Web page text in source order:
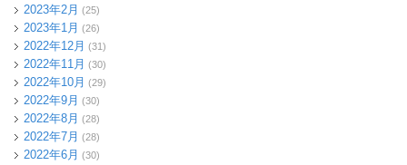
2023年2月 (25)
2023年1月 (26)
2022年12月 (31)
2022年11月 (30)
2022年10月 (29)
2022年9月 (30)
2022年8月 (28)
2022年7月 (28)
2022年6月 (30)